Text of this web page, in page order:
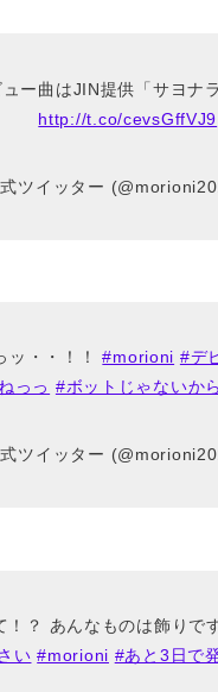
ー曲はJIN提供「サヨナ
http://t.co/cevsGffVJ9
ツイッター
ッ・・！！#morioni #デ
っっ #ボットじゃないか
ツイッター
！？ あんなものは飾りで
い #morioni #あと3日で